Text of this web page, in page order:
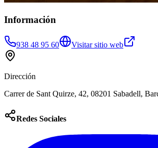
Información
938 48 95 60 Visitar sitio web
Dirección
Carrer de Sant Quirze, 42, 08201 Sabadell,
Redes Sociales